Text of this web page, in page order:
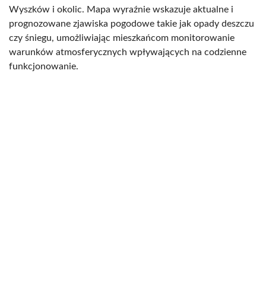
Wyszków i okolic. Mapa wyraźnie wskazuje aktualne i
prognozowane zjawiska pogodowe takie jak opady deszczu
czy śniegu, umożliwiając mieszkańcom monitorowanie
warunków atmosferycznych wpływających na codzienne
funkcjonowanie.